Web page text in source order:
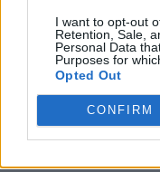
I want to opt-out
Retention, Sale,
Personal Data
Purposes for
Opted Out
CONFIRM
ορεινής
τον
(Κάλγκαρι), τον
αυτοκινήτων
μαραθωνοδρόμο